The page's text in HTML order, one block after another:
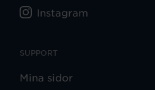
SUPPORT
Mina sidor
Instagram